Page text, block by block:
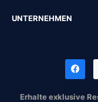
UNTERNEHMEN
Erhalte exklusive